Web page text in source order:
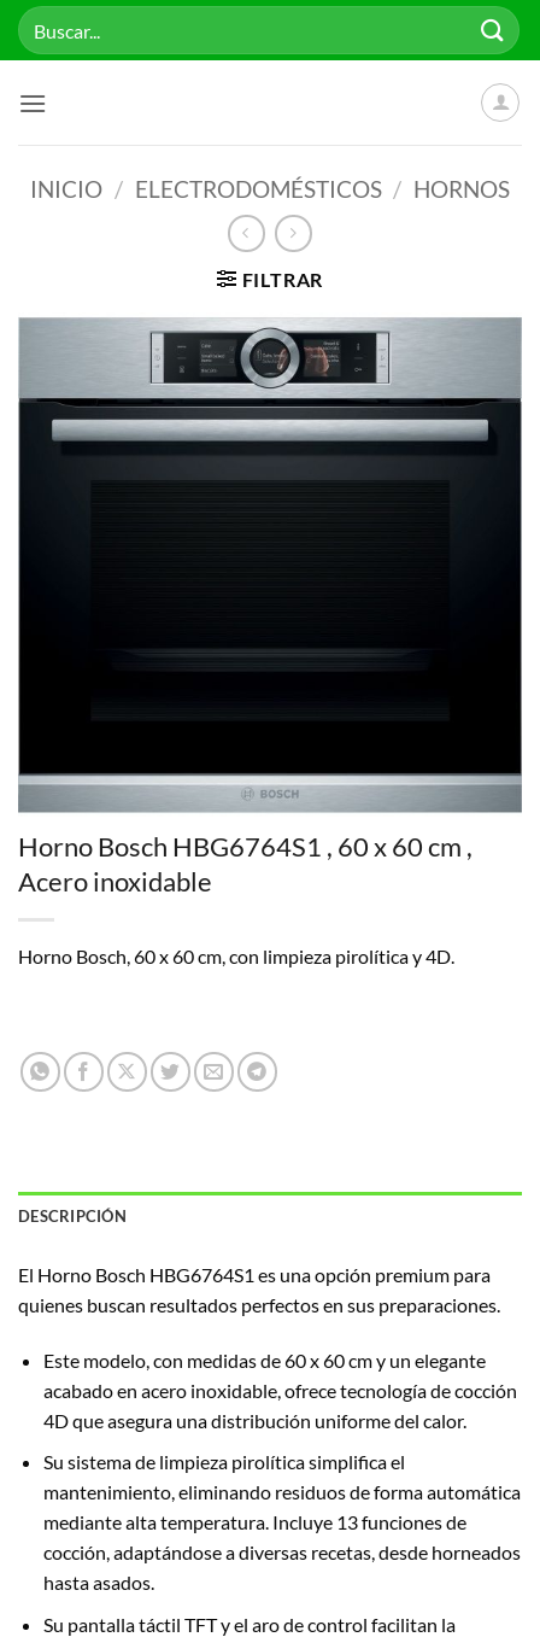
Saltar
Buscar
por:
INICIO / ELECTRODOMÉSTICOS / HORNOS
FILTRAR
Horno Bosch HBG6764S1 , 60 x 60 cm ,
Acero inoxidable
Horno Bosch, 60 x 60 cm, con limpieza pirolítica y 4D.
DESCRIPCIÓN
El Horno Bosch HBG6764S1 es una opción premium para
quienes buscan resultados perfectos en sus preparaciones.
Este modelo, con medidas de 60 x 60 cm y un elegante
acabado en acero inoxidable, ofrece tecnología de cocción
4D que asegura una distribución uniforme del calor.
Su sistema de limpieza pirolítica simplifica el
mantenimiento, eliminando residuos de forma automática
mediante alta temperatura. Incluye 13 funciones de
cocción, adaptándose a diversas recetas, desde horneados
hasta asados.
Su pantalla táctil TFT y el aro de control facilitan la